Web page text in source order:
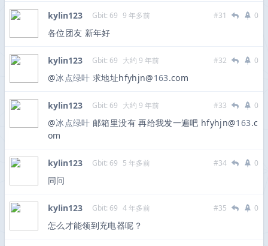
kylin123 Gbit: 69 9 年多前 #31 0
各位团友 新年好
kylin123 Gbit: 69 大约 9 年前 #32 0
@冰点绿叶 求地址hfyhjn@163.com
kylin123 Gbit: 69 大约 9 年前 #33 0
@冰点绿叶 邮箱里没有 再给我发一遍吧 hfyhjn@163.c
om
kylin123 Gbit: 69 5 年多前 #34 0
同问
kylin123 Gbit: 69 4 年多前 #35 0
怎么才能领到充电器呢？